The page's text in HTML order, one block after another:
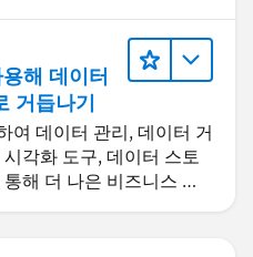
해 데이터
거듭나기
여 데이터 관리, 데이터 거
각화 도구, 데이터 스토
해 더 나은 비즈니스 성
.